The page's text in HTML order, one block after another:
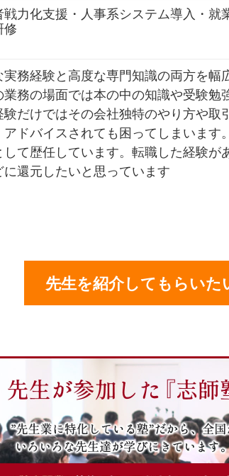
戦力化支援・人事系システム導入・
修
実務経験と高度な専門知識の両方を幅
業務の場面では本の中の知識や受験
験だけではその会社独特のやり方や
アドバイスされても困ってしまいま
して歴任しています。転職した経験
に還元したいと思っています
先生を紹介してもらいた